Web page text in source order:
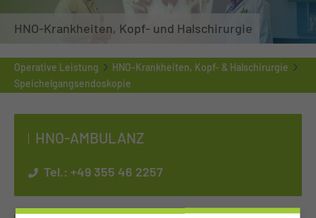
HNO-Krankheiten, Kopf- und Halschirurgie
Operative Leistung
HNO-Krankheiten, Kopf- & Halschirurgie
Speichelgangsendoskopie
HNO-AM­BU­LANZ
Tel.: +49 355 46 2257